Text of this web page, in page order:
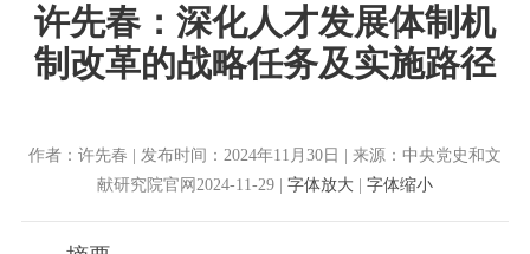
许先春：深化人才发展体制机
制改革的战略任务及实施路径
作者：许先春 | 发布时间：2024年11月30日 | 来源：中央党史和文
献研究院官网2024-11-29 | 字体放大 | 字体缩小